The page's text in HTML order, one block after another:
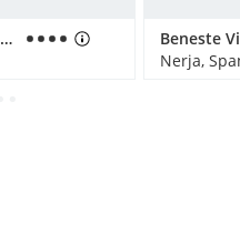
Ona Marinas de Nerja Spa Resort
Nerja,